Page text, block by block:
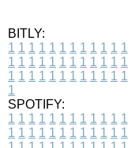
BITLY:
1 1 1 1 1 1 1 1 1 1 1 1
1 1 1 1 1 1 1 1 1 1 1 1
1 1 1 1 1 1 1 1 1 1 1 1
1
SPOTIFY:
1 1 1 1 1 1 1 1 1 1 1 1
1 1 1 1 1 1 1 1 1 1 1 1